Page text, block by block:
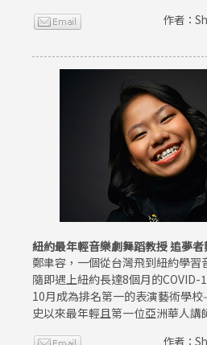
作者：
紐約最年輕音樂劇舞蹈教授 追夢
鄭聿容，一個從台灣飛到紐約學習
隨即遇上紐約長達8個月的
10月成為排名第一的表演藝術學
史以來最年輕且第一位亞洲華人講
作者：